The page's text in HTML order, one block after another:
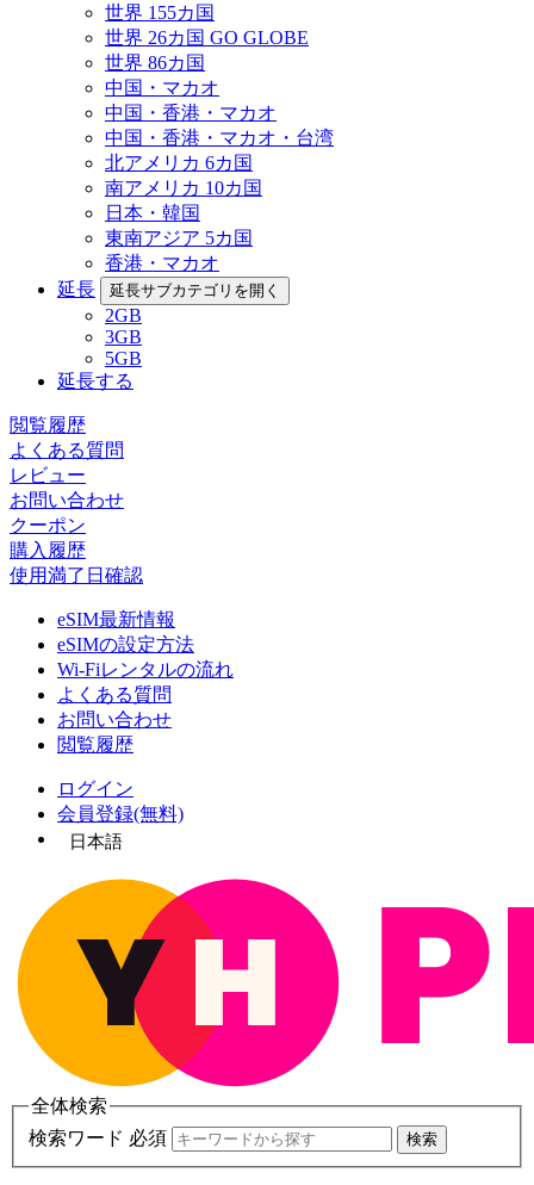
世界 155カ国
世界 26カ国 GO GLOBE
世界 86カ国
中国・マカオ
中国・香港・マカオ
中国・香港・マカオ・台湾
北アメリカ 6カ国
南アメリカ 10カ国
日本・韓国
東南アジア 5カ国
香港・マカオ
延長
延長サブカテゴリを開く
2GB
3GB
5GB
延長する
閲覧履歴
よくある質問
レビュー
お問い合わせ
クーポン
購入履歴
使用満了日確認
eSIM最新情報
eSIMの設定方法
Wi-Fiレンタルの流れ
よくある質問
お問い合わせ
閲覧履歴
ログイン
会員登録(無料)
日本語
全体検索
検索ワード 必須
検索